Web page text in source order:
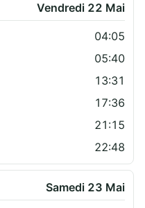
Vendredi 22 Mai
04:05
05:40
13:31
17:36
21:15
22:48
Samedi 23 Mai